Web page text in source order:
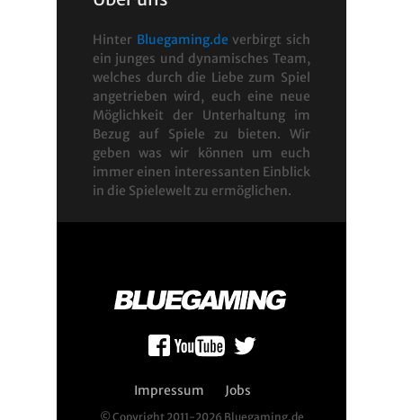
Hinter Bluegaming.de verbirgt sich
ein junges und dynamisches Team,
welches durch die Liebe zum Spiel
angetrieben wird, euch eine neue
Möglichkeit der Unterhaltung im
Bezug auf Spiele zu bieten. Wir
geben was wir können um euch
immer einen interessanten Einblick
in die Spielewelt zu ermöglichen.
Impressum Jobs
© Copyright 2011-2026 Bluegaming.de